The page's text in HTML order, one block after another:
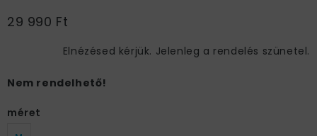
29 990 Ft
Elnézésed kérjük. Jelenleg a rendelés szünetel.
Nem rendelhető!
méret